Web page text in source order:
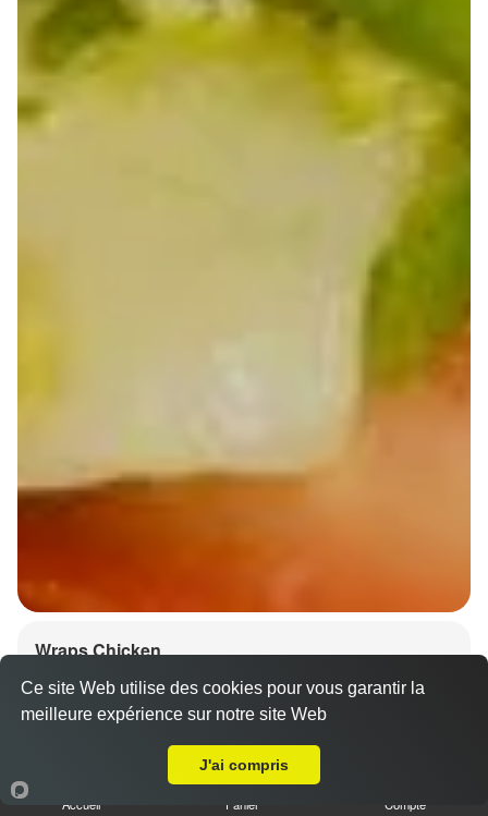
Wraps Chicken
8.50 €
Accueil Panier Compte
Ce site Web utilise des cookies pour vous garantir la
meilleure expérience sur notre site Web
J'ai compris